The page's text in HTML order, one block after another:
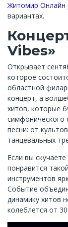
Житомир Онлайн
вариантах.
Vibes»
Открывает
которое
областной
концерт, а
хитов, которые
песни: от
танцевальных
Если вы
понравится
инструментов
Событие
динамику хитов
колеблется от